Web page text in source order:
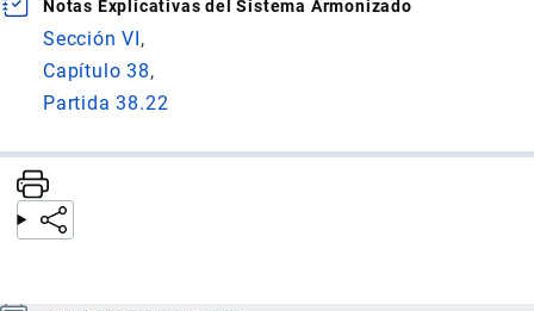
Notas Explicativas del Sistema Armonizado
Sección VI
Capítulo 38
Partida 38.22